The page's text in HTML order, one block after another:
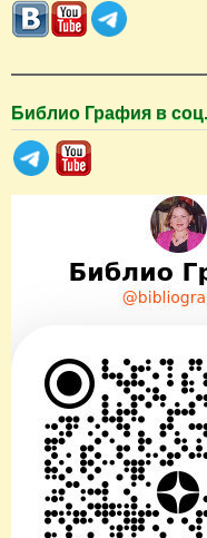
с
к
Библио Графия в